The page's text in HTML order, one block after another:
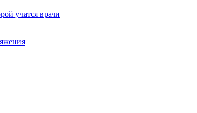
учатся врачи